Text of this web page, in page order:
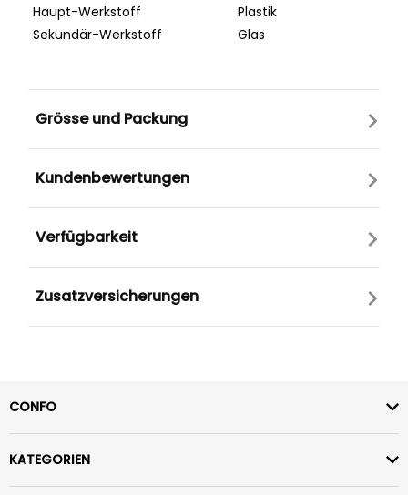
Haupt-Werkstoff
Plastik
Sekundär-Werkstoff
Glas
Grösse und Packung
Kundenbewertungen
Verfügbarkeit
Zusatzversicherungen
CONFO
KATEGORIEN